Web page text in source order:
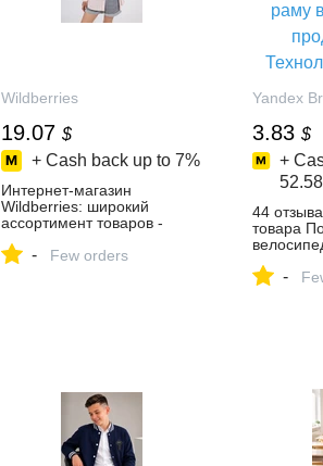
Wildberries
19.07 $
+ Cash back up to 7%
Интернет‑магазин
Wildberries: широкий
ассортимент товаров -
скидки каждый день!
- Few orders
Yandex
3.83 $
+
44
товара
-